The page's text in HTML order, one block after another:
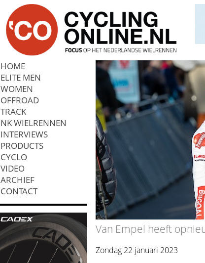
HOME
ELITE MEN
WOMEN
OFFROAD
TRACK
NK WIELRENNEN
INTERVIEWS
PRODUCTS
CYCLO
VIDEO
ARCHIEF
CONTACT
Zoek
Van Empel heeft
Zondag 22 januari 2023